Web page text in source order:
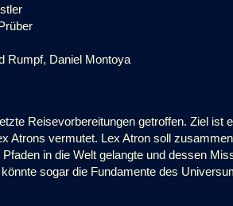
Rumpf, Daniel Montoya
Reisevorbereitungen getroffen. Ziel ist
Atrons vermutet. Lex Atron soll
in die Welt gelangte und dessen
sogar die Fundamente des